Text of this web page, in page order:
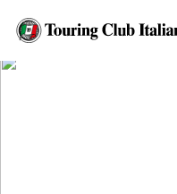
HOME
LA CASA NEL BOSCO